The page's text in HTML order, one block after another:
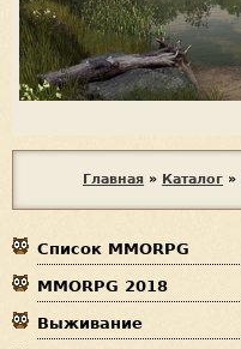
ы
з
д
е
Главная » Каталог »
Список MMORPG
MMORPG 2018
Выживание